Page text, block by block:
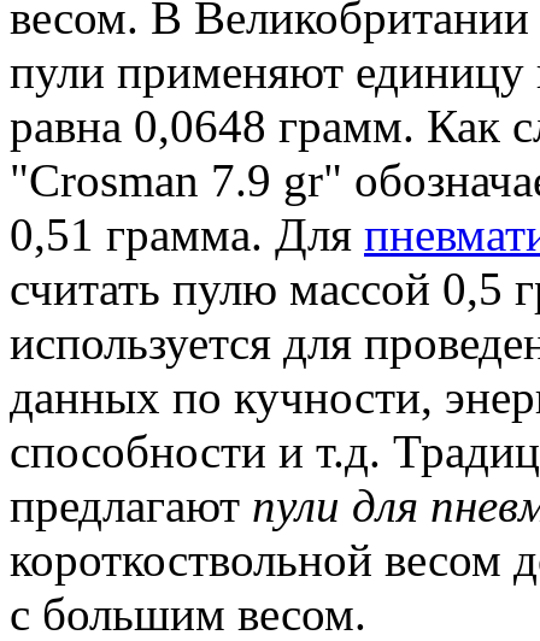
весом. В
пули применяют единицу
равна 0,0648 грамм. Как
"Crosman 7.9 gr"
0,51 грамма. Для
считать пулю массой 0,5
используется для
данных по кучности,
способности и т.д.
предлагают пули для
короткоствольной весом
с большим весом.